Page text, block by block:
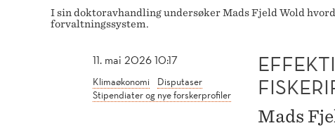
I sin doktoravhandling undersøker Mads Fjeld Wold
forvaltningssystem.
11. mai 2026 10:17
Klimaøkonomi
Disputaser
Stipendiater og nye forskerprofiler
Mads